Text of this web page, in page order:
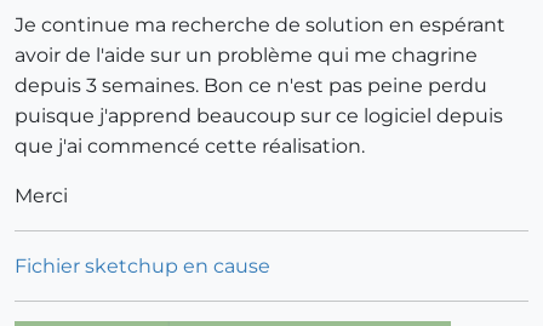
Je continue ma recherche de solution en espérant
avoir de l'aide sur un problème qui me chagrine
depuis 3 semaines. Bon ce n'est pas peine perdu
puisque j'apprend beaucoup sur ce logiciel depuis
que j'ai commencé cette réalisation.
Merci
Fichier sketchup en cause